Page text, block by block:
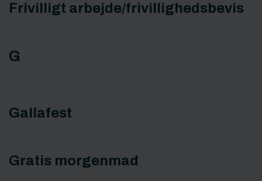
Frivilligt arbejde/frivillighedsbevis
G
Gallafest
Gratis morgenmad